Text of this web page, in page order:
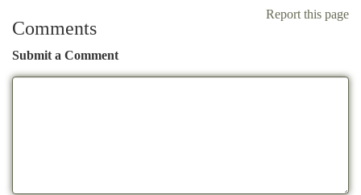
Report this page
Comments
Submit a Comment